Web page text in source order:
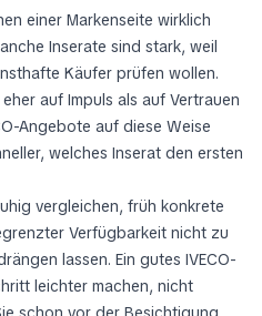
einer Markenseite wirklich
Inserate sind stark, weil
Käufer prüfen wollen.
auf Impuls als auf Vertrauen
Angebote auf diese Weise
welches Inserat den ersten
vergleichen, früh konkrete
Verfügbarkeit nicht zu
lassen. Ein gutes IVECO-
leichter machen, nicht